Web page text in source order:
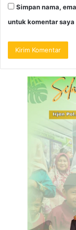
Simpan nama,
untuk komentar